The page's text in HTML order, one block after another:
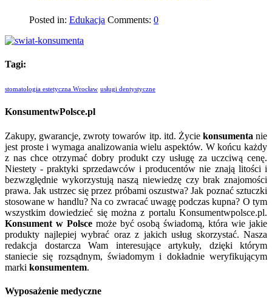
Posted in: Edukacja Comments: 0
Tagi:
stomatologia estetyczna Wrocław usługi dentystyczne
KonsumentwPolsce.pl
Zakupy, gwarancje, zwroty towarów itp. itd. Życie konsumenta nie
jest proste i wymaga analizowania wielu aspektów. W końcu każdy
z nas chce otrzymać dobry produkt czy usługę za uczciwą cenę.
Niestety - praktyki sprzedawców i producentów nie znają litości i
bezwzględnie wykorzystują naszą niewiedzę czy brak znajomości
prawa. Jak ustrzec się przez próbami oszustwa? Jak poznać sztuczki
stosowane w handlu? Na co zwracać uwagę podczas kupna? O tym
wszystkim dowiedzieć się można z portalu Konsumentwpolsce.pl.
Konsument w Polscemoże być osobą świadomą, która wie jakie
produkty najlepiej wybrać oraz z jakich usług skorzystać. Nasza
redakcja dostarcza Wam interesujące artykuły, dzięki którym
staniecie się rozsądnym, świadomym i dokładnie weryfikującym
marki konsumentem.
Wyposażenie medyczne